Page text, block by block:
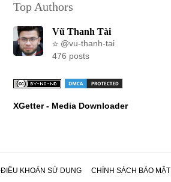
Top Authors
Vũ Thanh Tài
@vu-thanh-tai
476 posts
XGetter - Media Downloader
ĐIỀU KHOẢN SỬ DỤNG CHÍNH SÁCH BẢO MẬT